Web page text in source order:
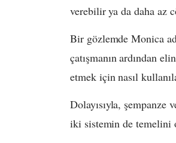
verebilir ya da daha az
Bir gözlemde Monica
çatışmanın ardından
etmek için nasıl
Dolayısıyla, şempanze
iki sistemin de temelini